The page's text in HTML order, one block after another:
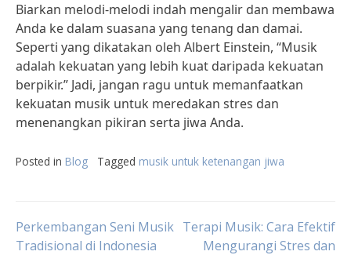
Biarkan melodi-melodi indah mengalir dan membawa
Anda ke dalam suasana yang tenang dan damai.
Seperti yang dikatakan oleh Albert Einstein, “Musik
adalah kekuatan yang lebih kuat daripada kekuatan
berpikir.” Jadi, jangan ragu untuk memanfaatkan
kekuatan musik untuk meredakan stres dan
menenangkan pikiran serta jiwa Anda.
Posted in Blog Tagged musik untuk ketenangan jiwa
Post
Perkembangan Seni Musik
Tradisional di Indonesia
Terapi Musik: Cara Efektif
Mengurangi Stres dan